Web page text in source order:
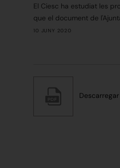
El Ciesc ha estudiat les
que el document de
10 JUNY 2020
Descarregar